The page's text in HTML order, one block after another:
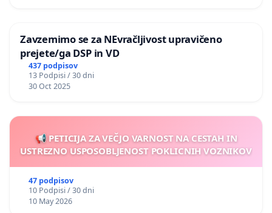
Zavzemimo se za NEvračljivost upravičeno
prejete/ga DSP in VD
437 podpisov
13 Podpisi / 30 dni
30 Oct 2025
📢 PETICIJA ZA VEČJO VARNOST NA CESTAH IN
USTREZNO USPOSOBLJENOST POKLICNIH VOZNIKOV
47 podpisov
10 Podpisi / 30 dni
10 May 2026